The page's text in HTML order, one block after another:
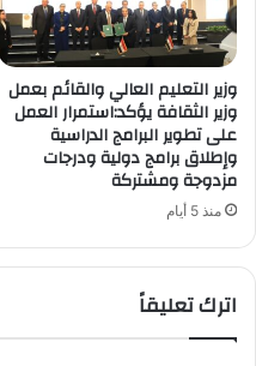
وزير التعليم العالي والقائم بعمل
وزير الثقافة يؤكد:استمرار العمل
على تطوير البرامج الدراسية
وإطلاق برامج دولية ودرجات
مزدوجة ومشتركة
منذ 5 أيام
اترك تعليقاً